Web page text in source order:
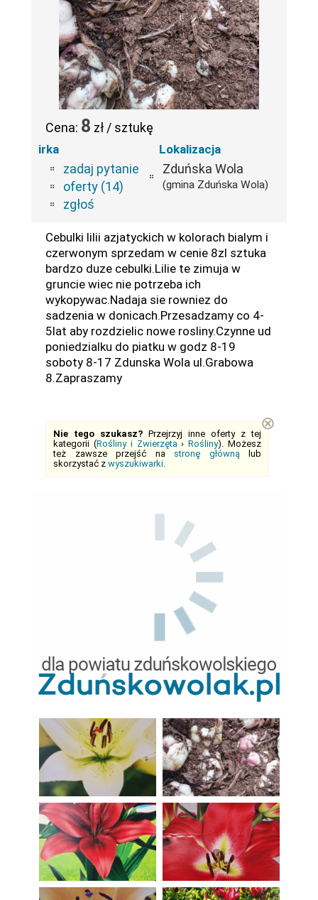
Cena: 8 zł / sztukę
irka
zadaj pytanie
oferty (14)
zgłoś
Lokalizacja
Zduńska Wola
(gmina Zduńska Wola)
Cebulki lilii azjatyckich w kolorach bialym i
czerwonym sprzedam w cenie 8zl sztuka
bardzo duze cebulki.Lilie te zimuja w
gruncie wiec nie potrzeba ich
wykopywac.Nadaja sie rowniez do
sadzenia w donicach.Przesadzamy co 4-
5lat aby rozdzielic nowe rosliny.Czynne ud
poniedzialku do piatku w godz 8-19
soboty 8-17 Zdunska Wola ul.Grabowa
8.Zapraszamy
Nie tego szukasz? Przejrzyj inne oferty z tej
kategorii (Rośliny i Zwierzęta›Rośliny). Możesz
też zawsze przejść na stronę głównąlub
skorzystać z wyszukiwarki.
⊗